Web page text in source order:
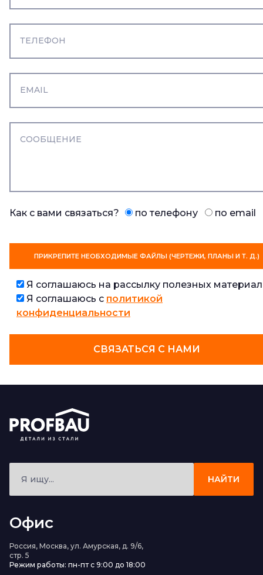
Как с вами связаться? по телефону по email
ПРИКРЕПИТЕ НЕОБХОДИМЫЕ ФАЙЛЫ (ЧЕРТЕЖИ, ПЛАНЫ И Т. Д.)
Я соглашаюсь на рассылку полезных
Я соглашаюсь с политикой
конфиденциальности
СВЯЗАТЬСЯ С НАМИ
НАЙТИ
Офис
Россия, Москва, ул. Амурская, д. 9/6,
стр. 5
Режим работы: пн-пт с 9:00 до 18:00